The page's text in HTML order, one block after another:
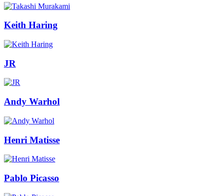
Keith Haring
JR
Andy Warhol
Henri Matisse
Pablo Picasso